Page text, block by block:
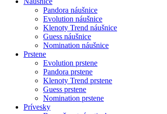
Pandora náušnice
Evolution náušnice
Klenoty Trend náušnice
Guess náušnice
Nomination náušnice
Prstene
Evolution prstene
Pandora prstene
Klenoty Trend prstene
Guess prstene
Nomination prstene
Prívesky